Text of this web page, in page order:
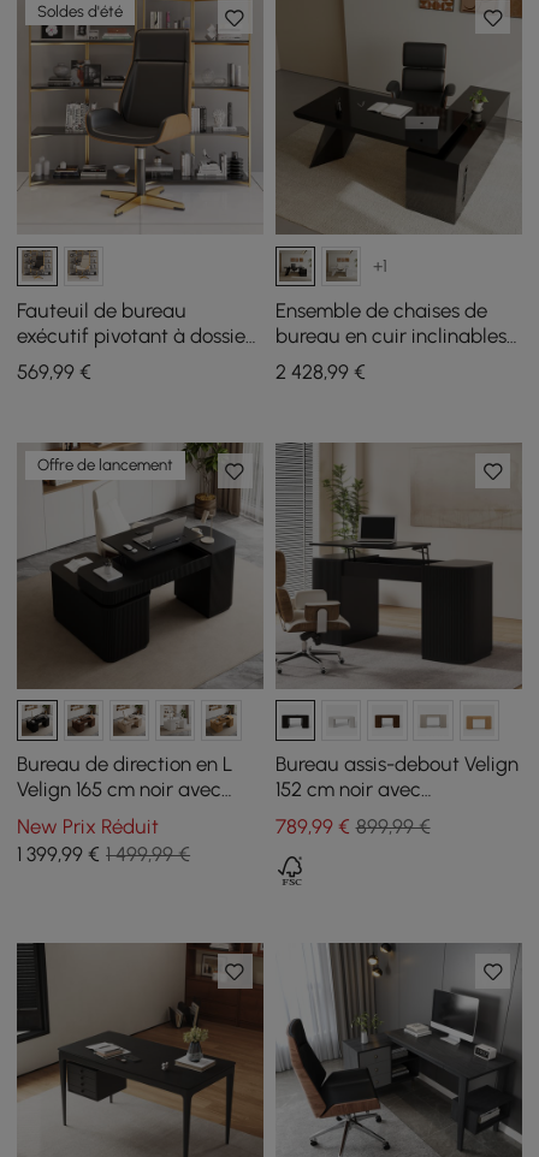
Soldes d'été
Fauteuil de bureau
exécutif pivotant à dossier
haut en cuir PU noir avec
hauteur réglable
569,99 €
+1
Ensemble de chaises de
bureau en cuir inclinables
noires en forme de L pour
main gauche (1800 mm)
2 428,99€
Offre de lancement
Bureau de direction en L
Velign 165 cm noir avec
plateau relevable et
caisson droit
New Prix Réduit
1 399,99 € 1 499,99 €
Bureau assis-debout Velign
152 cm noir avec
rangement à 2 portes
789,99€ 899,99 €